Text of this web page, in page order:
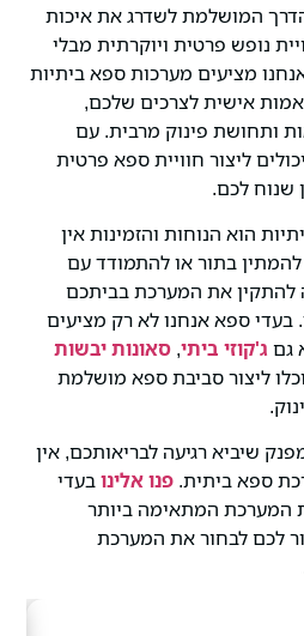
המושלמת לשדרג את איכות
נופש פרטית ויוקרתית מבלי
מציעים מערכות ספא ביתיות
אישית לצרכים שלכם,
ותחושת פינוק מרבית. עם
ליצור חוויית ספא פרטית
שנוח לכם.
הוא הנוחות והזמינות אין
בתור או להתמודד עם
להתקין את המערכת בביתכם
בעדי ספא אנחנו לא רק מציעים
גם ג'קוזי ביתי,סאונות יבשות
ליצור סביבת ספא מושלמת
שיביא רגיעה לבריאותכם, אין
ספא ביתית.פנו אלינובעדי
המערכת המתאימה ביותר
לכם לבחור את המערכת